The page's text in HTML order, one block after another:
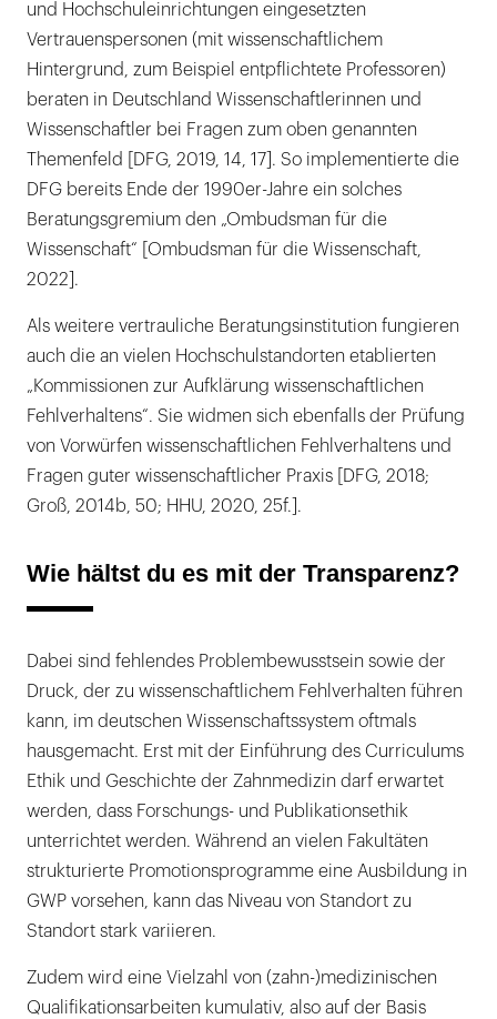
und Hochschuleinrichtungen eingesetzten
Vertrauenspersonen (mit wissenschaftlichem
Hintergrund, zum Beispiel entpflichtete Professoren)
beraten in Deutschland Wissenschaftlerinnen und
Wissenschaftler bei Fragen zum oben genannten
Themenfeld [DFG, 2019, 14, 17]. So implementierte die
DFG bereits Ende der 1990er-Jahre ein solches
Beratungsgremium den „Ombudsman für die
Wissenschaft“ [Ombudsman für die Wissenschaft,
2022].
Als weitere vertrauliche Beratungsinstitution fungieren
auch die an vielen Hochschulstandorten etablierten
„Kommissionen zur Aufklärung wissenschaftlichen
Fehlverhaltens“. Sie widmen sich ebenfalls der Prüfung
von Vorwürfen wissenschaftlichen Fehlverhaltens und
Fragen guter wissenschaftlicher Praxis [DFG, 2018;
Groß, 2014b, 50; HHU, 2020, 25f.].
Wie hältst du es mit der Transparenz?
Dabei sind fehlendes Problembewusstsein sowie der
Druck, der zu wissenschaftlichem Fehlverhalten führen
kann, im deutschen Wissenschaftssystem oftmals
hausgemacht. Erst mit der Einführung des Curriculums
Ethik und Geschichte der Zahnmedizin darf erwartet
werden, dass Forschungs- und Publikationsethik
unterrichtet werden. Während an vielen Fakultäten
strukturierte Promotionsprogramme eine Ausbildung in
GWP vorsehen, kann das Niveau von Standort zu
Standort stark variieren.
Zudem wird eine Vielzahl von (zahn-)medizinischen
Qualifikationsarbeiten kumulativ, also auf der Basis